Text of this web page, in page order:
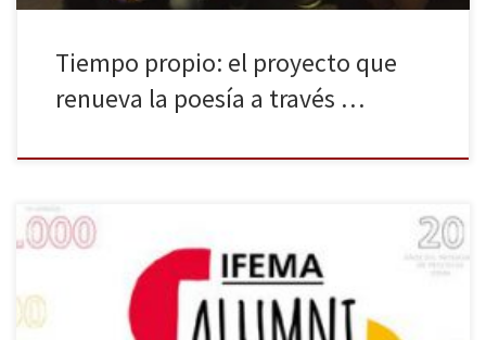
Tiempo propio: el proyecto que
renueva la poesía a través …
A lo largo de dos décadas, 3.000 estudiantes de distintas ramas
universitarias y disciplinas de formación profesional han formado
parte de los programas de prácticas con los que IFEMA viene